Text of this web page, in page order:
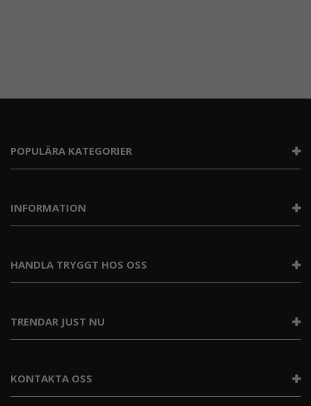
KONTAKTA OSS
POPULÄRA KATEGORIER
INFORMATION
TRENDAR JUST NU
HANDLA TRYGGT HOS OSS